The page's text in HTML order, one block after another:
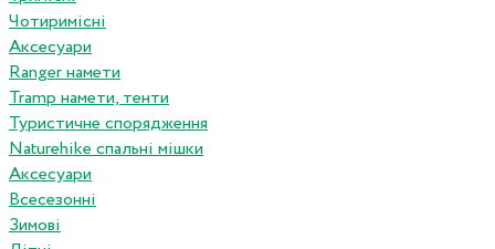
Чотиримісні
Аксесуари
Ranger намети
Tramp намети, тенти
Туристичне спорядження
Naturehike спальні мішки
Аксесуари
Всесезонні
Зимові